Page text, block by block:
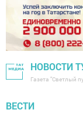
НОВОСТИ
Газета "Светлый
ВЕСТИ